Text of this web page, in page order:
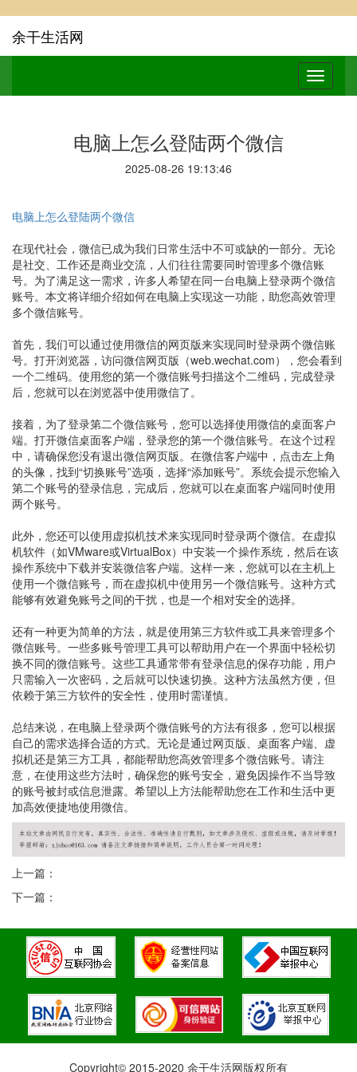
余干生活网
电脑上怎么登陆两个微信
2025-08-26 19:13:46
电脑上怎么登陆两个微信
在现代社会，微信已成为我们日常生活中不可或缺的一部分。无论
是社交、工作还是商业交流，人们往往需要同时管理多个微信账
号。为了满足这一需求，许多人希望在同一台电脑上登录两个微信
账号。本文将详细介绍如何在电脑上实现这一功能，助您高效管理
多个微信账号。
首先，我们可以通过使用微信的网页版来实现同时登录两个微信账
号。打开浏览器，访问微信网页版（web.wechat.com），您会看到
一个二维码。使用您的第一个微信账号扫描这个二维码，完成登录
后，您就可以在浏览器中使用微信了。
接着，为了登录第二个微信账号，您可以选择使用微信的桌面客户
端。打开微信桌面客户端，登录您的第一个微信账号。在这个过程
中，请确保您没有退出微信网页版。在微信客户端中，点击左上角
的头像，找到“切换账号”选项，选择“添加账号”。系统会提示您输入
第二个账号的登录信息，完成后，您就可以在桌面客户端同时使用
两个账号。
此外，您还可以使用虚拟机技术来实现同时登录两个微信。在虚拟
机软件（如VMware或VirtualBox）中安装一个操作系统，然后在该
操作系统中下载并安装微信客户端。这样一来，您就可以在主机上
使用一个微信账号，而在虚拟机中使用另一个微信账号。这种方式
能够有效避免账号之间的干扰，也是一个相对安全的选择。
还有一种更为简单的方法，就是使用第三方软件或工具来管理多个
微信账号。一些多账号管理工具可以帮助用户在一个界面中轻松切
换不同的微信账号。这些工具通常带有登录信息的保存功能，用户
只需输入一次密码，之后就可以快速切换。这种方法虽然方便，但
依赖于第三方软件的安全性，使用时需谨慎。
总结来说，在电脑上登录两个微信账号的方法有很多，您可以根据
自己的需求选择合适的方式。无论是通过网页版、桌面客户端、虚
拟机还是第三方工具，都能帮助您高效管理多个微信账号。请注
意，在使用这些方法时，确保您的账号安全，避免因操作不当导致
的账号被封或信息泄露。希望以上方法能帮助您在工作和生活中更
加高效便捷地使用微信。
上一篇：
下一篇：
Copyright© 2015-2020 余干生活网版权所有